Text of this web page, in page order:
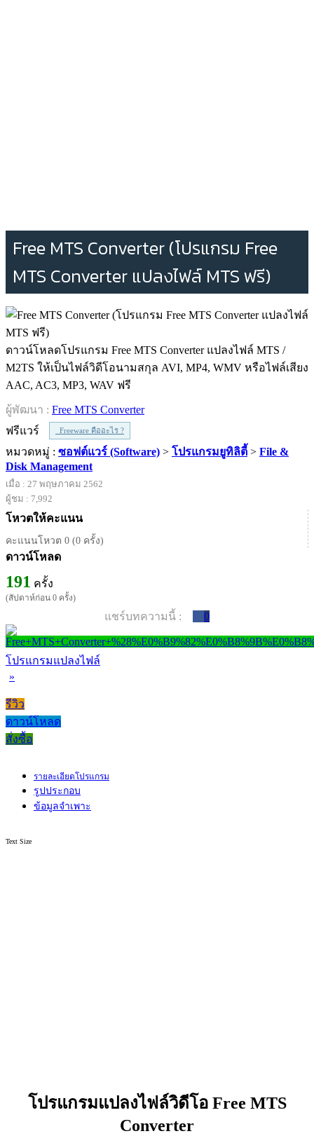
Free MTS Converter (โปรแกรม Free
MTS Converter แปลงไฟล์ MTS ฟรี)
ดาวน์โหลดโปรแกรม Free MTS Converter แปลงไฟล์ MTS /
M2TS ให้เป็นไฟล์วิดีโอนามสกุล AVI, MP4, WMV หรือไฟล์เสียง
AAC, AC3, MP3, WAV ฟรี
ผู้พัฒนา : Free MTS Converter
ฟรีแวร์
Freeware คืออะไร ?
หมวดหมู่ : ซอฟต์แวร์ (Software) > โปรแกรมยูทิลิตี้ > File &
Disk Management
เมื่อ : 27 พฤษภาคม 2562
ผู้ชม : 7,992
โหวตให้คะแนน
คะแนนโหวต 0 (0 ครั้ง)
ดาวน์โหลด
191 ครั้ง
(สัปดาห์ก่อน 0 ครั้ง)
แชร์บทความนี้ : 0
โปรแกรมแปลงไฟล์
»
รีวิว
ดาวน์โหลด
สั่งซื้อ
รายละเอียดโปรแกรม
รูปประกอบ
ข้อมูลจำเพาะ
Text Size
โปรแกรมแปลงไฟล์วิดีโอ Free MTS
Converter